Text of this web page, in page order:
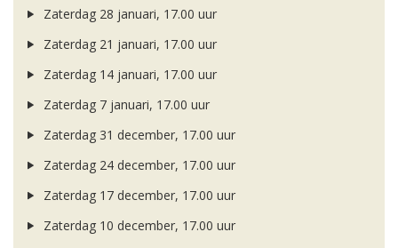
Zaterdag 28 januari, 17.00 uur
Zaterdag 21 januari, 17.00 uur
Zaterdag 14 januari, 17.00 uur
Zaterdag 7 januari, 17.00 uur
Zaterdag 31 december, 17.00 uur
Zaterdag 24 december, 17.00 uur
Zaterdag 17 december, 17.00 uur
Zaterdag 10 december, 17.00 uur